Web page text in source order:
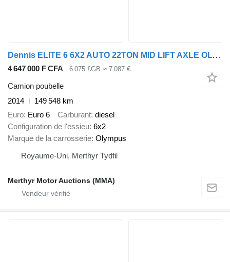
Dennis ELITE 6 6X2 AUTO 22TON MID LIFT AXLE OLYMPUS REFUSE
4 647 000 F CFA 6 075 £GB ≈ 7 087 €
Camion poubelle
2014
149 548 km
Euro Euro 6 Carburant diesel
Configuration de l'essieu 6x2
Marque de la carrosserie Olympus
Royaume-Uni, Merthyr Tydfil
Merthyr Motor Auctions (MMA)